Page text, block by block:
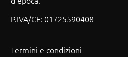
P.IVA/CF: 01725590408
Termini e condizioni